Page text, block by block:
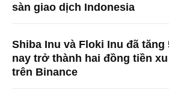
sàn giao dịch Indonesia
Shiba Inu và Floki Inu đã tăng
nay trở thành hai đồng tiền
trên Binance